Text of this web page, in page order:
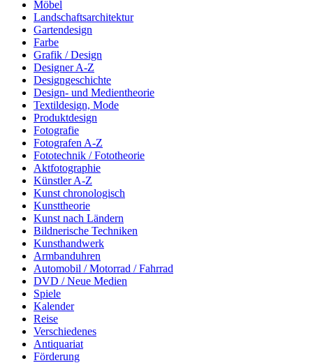
Möbel
Landschaftsarchitektur
Gartendesign
Farbe
Grafik / Design
Designer A-Z
Designgeschichte
Design- und Medientheorie
Textildesign, Mode
Produktdesign
Fotografie
Fotografen A-Z
Fototechnik / Fototheorie
Aktfotographie
Künstler A-Z
Kunst chronologisch
Kunsttheorie
Kunst nach Ländern
Bildnerische Techniken
Kunsthandwerk
Armbanduhren
Automobil / Motorrad / Fahrrad
DVD / Neue Medien
Spiele
Kalender
Reise
Verschiedenes
Antiquariat
Förderung